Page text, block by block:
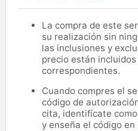
La compra de este
su realización sin
las inclusiones y
precio están
correspondientes.
Cuando compres el
código de
cita, identifícate
y enseña el código en